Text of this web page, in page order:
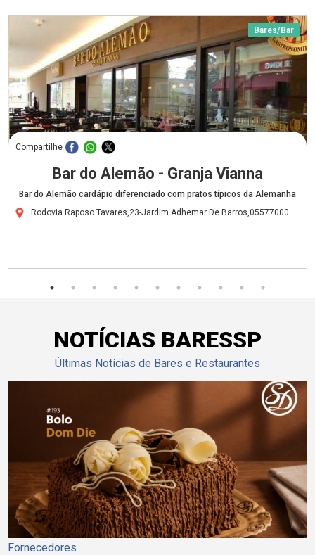
Bares/Bar
Compartilhe
Bar do Alemão - Granja Vianna
Bar do Alemão cardápio diferenciado com pratos típicos da Alemanha
Rodovia Raposo Tavares,23-Jardim Adhemar De Barros,05577000
NOTÍCIAS BARESSP
Últimas Notícias de Bares e Restaurantes
Fornecedores